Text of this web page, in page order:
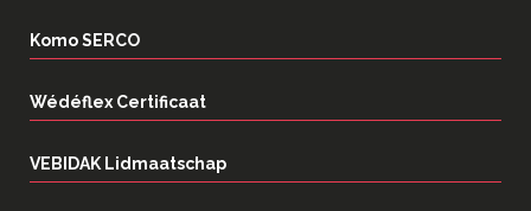
Komo SERCO
Wédéflex Certificaat
VEBIDAK Lidmaatschap